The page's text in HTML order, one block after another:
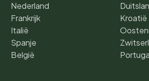
Nederland
Frankrijk
Italië
Spanje
België
Kroatië